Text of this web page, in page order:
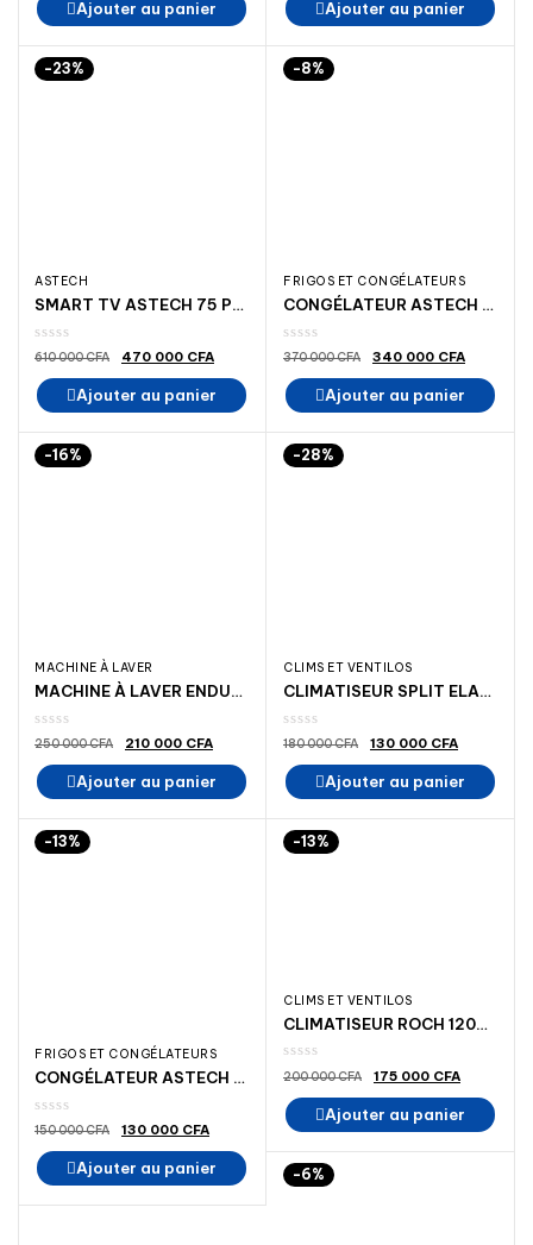
Ajouter au panier Ajouter au panier
-23%
ASTECH
SMART TV ASTECH 75 POUCES 4K-electromenager-madina-astech tv-ELECTRONICS
610 000CFA Le
prix
initial
était :
470 000 CFA
actuel
est :
470
Ajouter au panier
-8%
FRIGOS ET CONGÉLATEURS
CONGÉLATEUR ASTECH PA 345 S 9 TIROIRS
370 000CFA Le
prix
initial
était :
340 000 CFA
actuel
est :
340
Ajouter au panier
-16%
MACHINE À LAVER
MACHINE À LAVER ENDURO 8 KG A+++
250 000CFA Le
prix
initial
était :
210 000 CFA
actuel
est :
210
Ajouter au panier
-28%
CLIMS ET VENTILOS
CLIMATISEUR SPLIT ELACTRON 9000BTU 1 25 CV A++
180 000CFA Le
prix
initial
était :
130 000 CFA
actuel
est :
130
Ajouter au panier
-13%
FRIGOS ET CONGÉLATEURS
CONGÉLATEUR ASTECH CH 195G
150 000CFA Le
prix
initial
était :
130 000 CFA
actuel
est :
130
Ajouter au panier
-13%
CLIMS ET VENTILOS
CLIMATISEUR ROCH 12000BTU 1.5 CV R410
200 000CFA Le
prix
initial
était :
175 000 CFA
actuel
est :
175
Ajouter au panier
-6%